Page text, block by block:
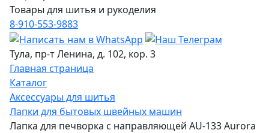
Товары для шитья и рукоделия
8-910-553-9883
Тула, пр-т Ленина, д. 102, кор. 3
Главная страница
Каталог
Аксессуары для шитья
Лапки для бытовых швейных машин
Лапка для печворка с направляющей AU-133 Aurora